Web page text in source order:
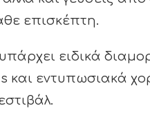
επισκέπτη.
ειδικά
και εντυπωσιακά